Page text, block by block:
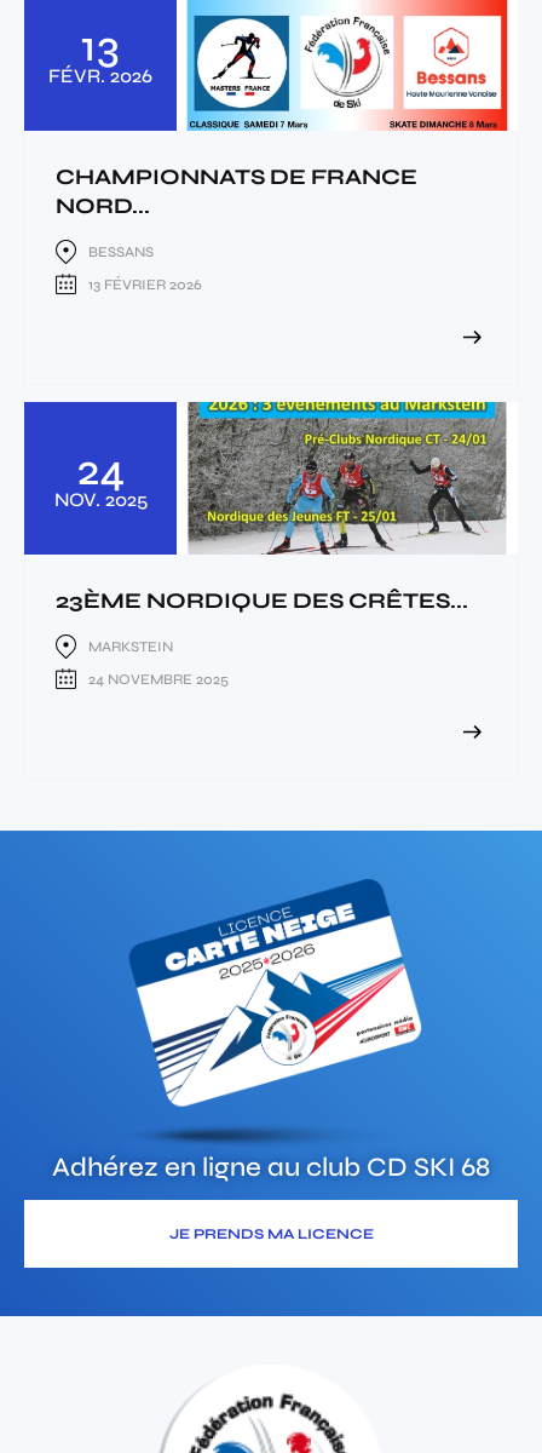
13
FÉVR. 2026
CHAMPIONNATS DE FRANCE
NORD...
BESSANS
13 FÉVRIER 2026
24
NOV. 2025
23ÈME NORDIQUE DES CRÊTES...
MARKSTEIN
24 NOVEMBRE 2025
Adhérez en ligne au club CD SKI 68
JE PRENDS MA LICENCE